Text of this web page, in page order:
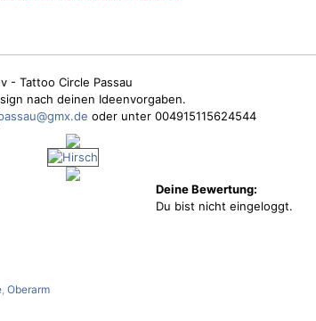
- Tattoo Circle Passau
nach deinen Ideenvorgaben.
oder unter 004915115624544
Deine Bewertung:
Du bist nicht eingeloggt.
, Oberarm